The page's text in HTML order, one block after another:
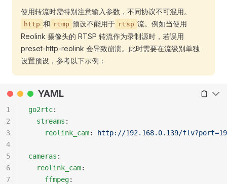
使用转流时需特别注意输入参数，不同协议不可混用。
http 和 rtmp 预设不能用于 rtsp 流。例如当使用
Reolink 摄像头的 RTSP 转流作为录制源时，若误用
preset-http-reolink 会导致崩溃。此时需要在流级别单独
设置预设，参考以下示例：
YAML
go2rtc:
  streams
:
    reolink_cam
: http://192.168.0.139/
cameras :
  reolink_cam
:
    ffmpeg
:
1
2
3
4
5
6
7